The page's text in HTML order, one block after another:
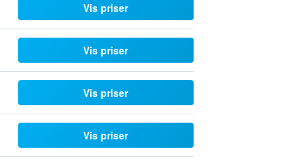
Vis priser
Vis priser
Vis priser
Vis priser